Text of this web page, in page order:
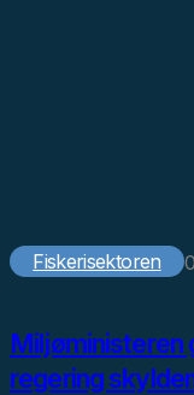
Fiskerisektoren
Miljøministeren
regering